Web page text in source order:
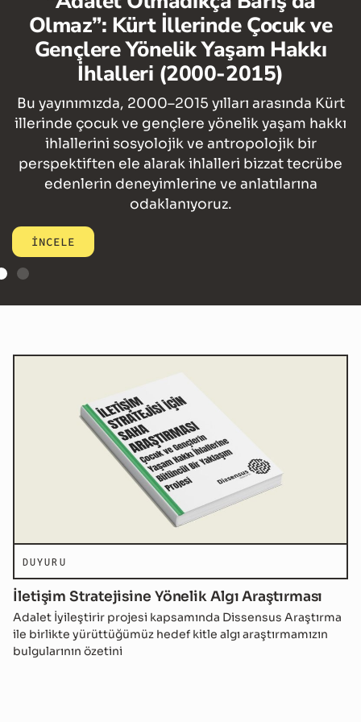
Kürt İllerinde Çocuk ve
Yönelik Yaşam Hakkı
İhlalleri (2000-2015)
2000–2015 yılları arasında Kürt
ve gençlere yönelik yaşam hakkı
sosyolojik ve antropolojik bir
ele alarak ihlalleri bizzat tecrübe
deneyimlerine ve anlatılarına
odaklanıyoruz.
Bu
arasında
İNCELE
DUYURU
İletişim Stratejisine Yönelik Algı Araştırması
Adalet İyileştirir projesi kapsamında Dissensus Araştırma
ile birlikte yürüttüğümüz hedef kitle algı araştırmamızın
bulgularının özetini